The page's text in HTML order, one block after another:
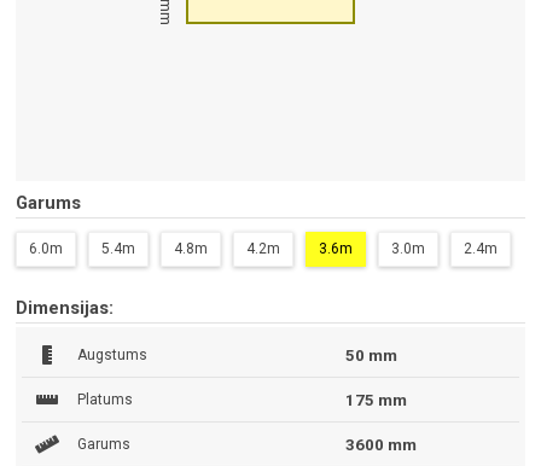
Garums
6.0m 5.4m 4.8m 4.2m 3.6m 3.0m 2.4m
Dimensijas:
Augstums 50 mm
Platums 175 mm
Garums 3600 mm